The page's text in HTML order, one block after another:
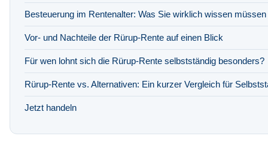
Besteuerung im Rentenalter: Was Sie wirklich wissen müssen
Vor- und Nachteile der Rürup-Rente auf einen Blick
Für wen lohnt sich die Rürup-Rente selbstständig besonders?
Rürup-Rente vs. Alternativen: Ein kurzer Vergleich für
Jetzt handeln